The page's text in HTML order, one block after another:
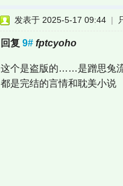
发表于 2025-5-17 09:44 |
回复 9# fptcyoho
这个是盗版的……是蹭思兔
都是完结的言情和耽美小说